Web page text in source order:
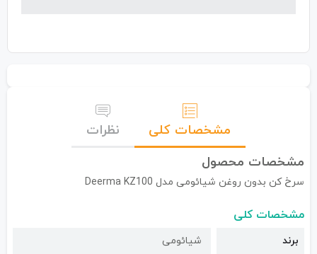
مشخصات کلی
نظرات
مشخصات محصول
سرخ کن بدون روغن شیائومی مدل Deerma KZ100
مشخصات کلی
برند شیائومی